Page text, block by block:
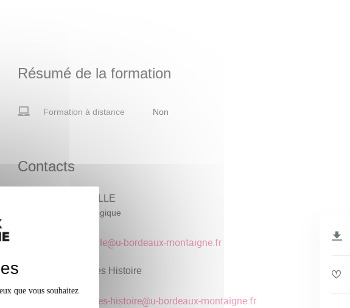
Résumé de la formation
Formation à distance Non
Contacts
Frédéric BOUTOULLE
Responsable pédagogique
Frederic.Boutoulle@u-bordeaux-montaigne.fr
Bureau des licences Histoire
+33557121556
licence-humanites-histoire@u-bordeaux-montaigne.fr
que vous souhaitez